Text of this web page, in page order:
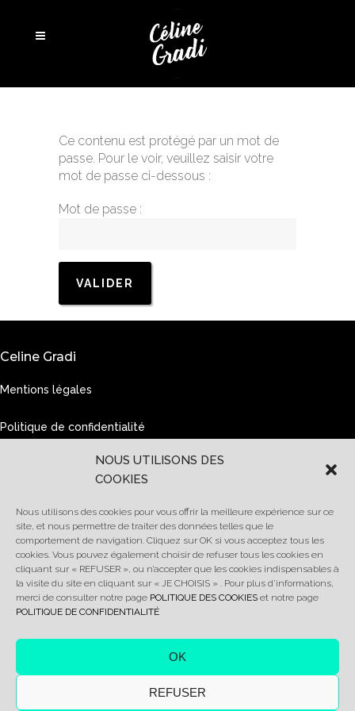
NOUS UTILISONS DES
COOKIES
Nous utilisons des cookies pour vous offrir la meilleure expérience sur ce
site, et nous permettre de traiter des données telles que le
comportement de navigation. Cliquez sur OK si vous acceptez tous les
cookies. Vous pouvez également choisir de refuser tous les cookies en
cliquant sur « REFUSER », ou n’accepter que les cookies indispensables à
la visite du site en cliquant sur « JE CHOISIS » . Pour plus d’informations,
merci de consulter notre page POLITIQUE DES COOKIES et notre page
POLITIQUE DE CONFIDENTIALITÉ
OK
REFUSER
Ce contenu est protégé par un mot de
passe. Pour le voir, veuillez saisir votre
mot de passe ci-dessous :
Mot de passe :
Celine Gradi
Mentions légales
Politique de confidentialité
Tendances et couleurs
Création
COM VISUELLE
Création de logos
Chartes graphiques
Graphisme, 3D